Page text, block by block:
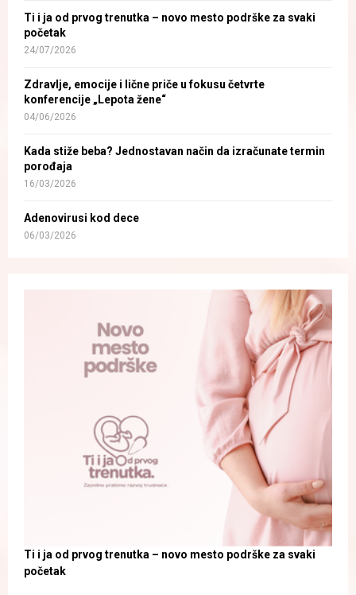
Ti i ja od prvog trenutka – novo mesto podrške za svaki
početak
24/07/2026
Zdravlje, emocije i lične priče u fokusu četvrte
konferencije „Lepota žene“
04/06/2026
Kada stiže beba? Jednostavan način da izračunate termin
porođaja
16/03/2026
Adenovirusi kod dece
06/03/2026
Ti i ja od prvog trenutka – novo mesto podrške za svaki
početak